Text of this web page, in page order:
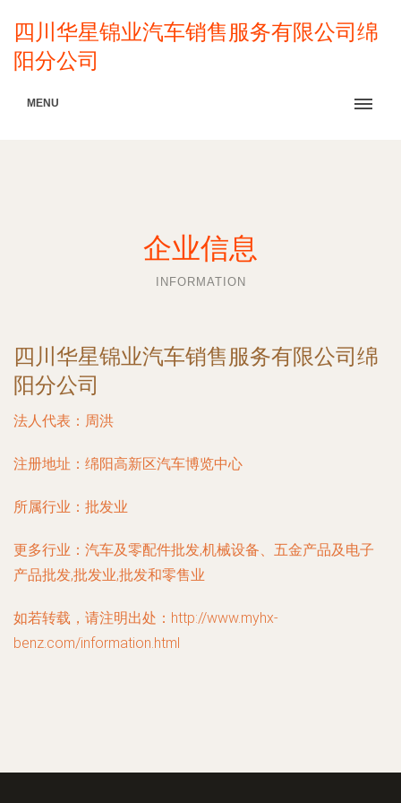
四川华星锦业汽车销售服务有限公司绵
阳分公司
MENU
企业信息
INFORMATION
四川华星锦业汽车销售服务有限公司绵
阳分公司
法人代表： 周洪
注册地址： 绵阳高新区汽车博览中心
所属行业： 批发业
更多行业： 汽车及零配件批发,机械设备、五金产品及电子
产品批发,批发业,批发和零售业
如若转载，请注明出处：http://www.myhx-
benz.com/information.html